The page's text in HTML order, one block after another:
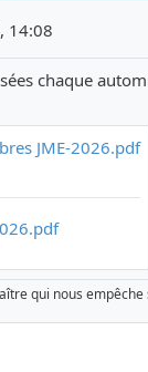
14:08
chaque
JME-2026.pdf
qui nous